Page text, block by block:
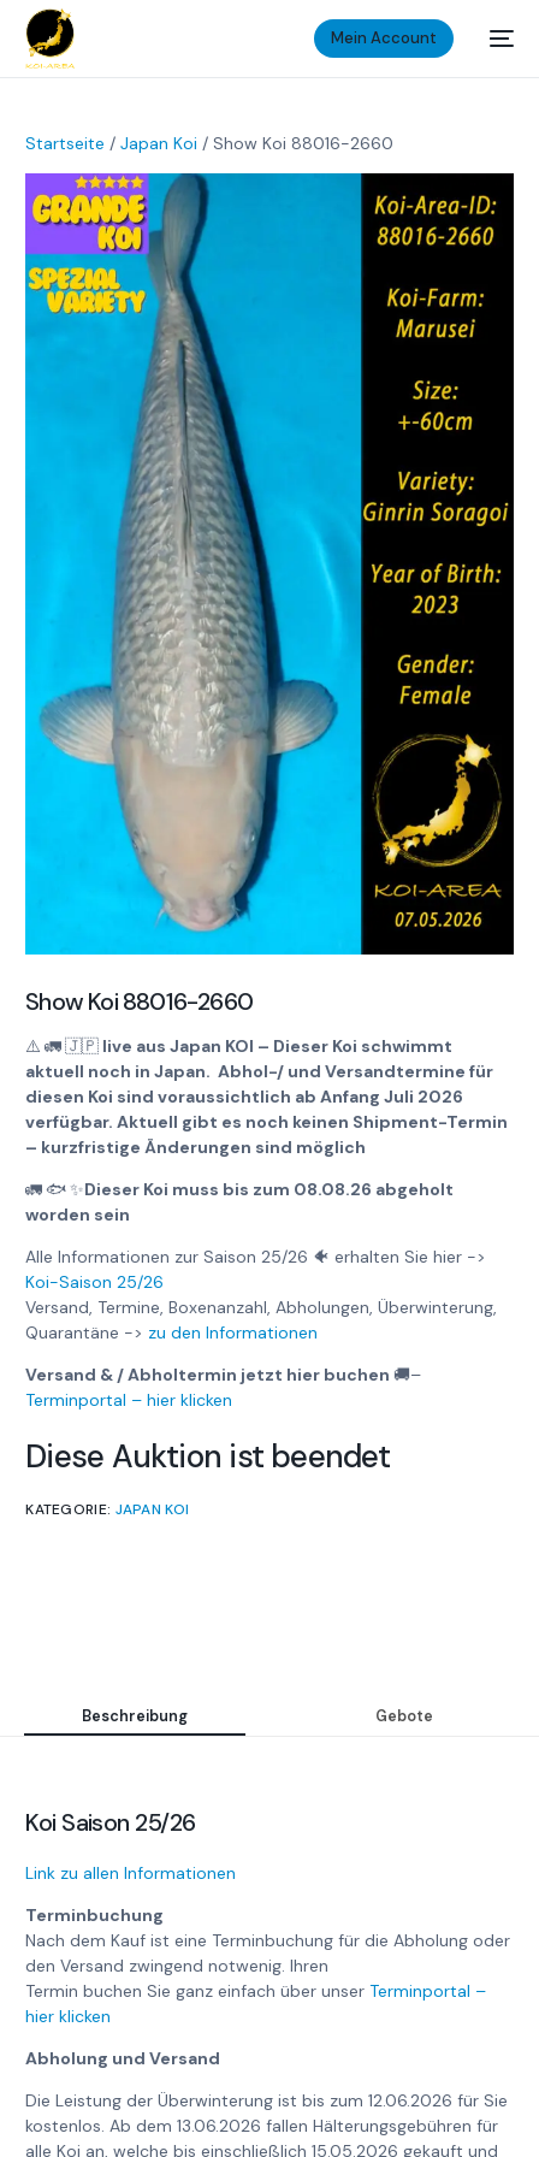
Mein Account
Startseite /Japan Koi / Show Koi 88016-2660
Show Koi 88016-2660
⚠️ 🚛🇯🇵 live aus Japan KOI – Dieser Koi schwimmt
aktuell noch in Japan. Abhol-/ und Versandtermine für
diesen Koi sind voraussichtlich ab Anfang Juli 2026
verfügbar. Aktuell gibt es noch keinen Shipment-Termin
– kurzfristige Änderungen sind möglich
🚛🐟✨Dieser Koi muss bis zum 08.08.26 abgeholt
worden sein
Alle Informationen zur Saison 25/26 🐠 erhalten Sie hier ->
Koi-Saison 25/26
Versand, Termine, Boxenanzahl, Abholungen, Überwinterung,
Quarantäne -> zu den Informationen
Versand & / Abholtermin jetzt hier buchen 🚚–
Terminportal – hier klicken
Diese Auktion ist beendet
KATEGORIE: JAPAN KOI
Beschreibung Gebote
Koi Saison 25/26
Link zu allen Informationen
Terminbuchung
Nach dem Kauf ist eine Terminbuchung für die Abholung oder
den Versand zwingend notwenig. Ihren
Termin buchen Sie ganz einfach über unserTerminportal –
hier klicken
Abholung und Versand
Die Leistung der Überwinterung ist bis zum 12.06.2026 für Sie
kostenlos. Ab dem 13.06.2026 fallen Hälterungsgebühren für
alle Koi an, welche bis einschließlich 15.05.2026 gekauft und